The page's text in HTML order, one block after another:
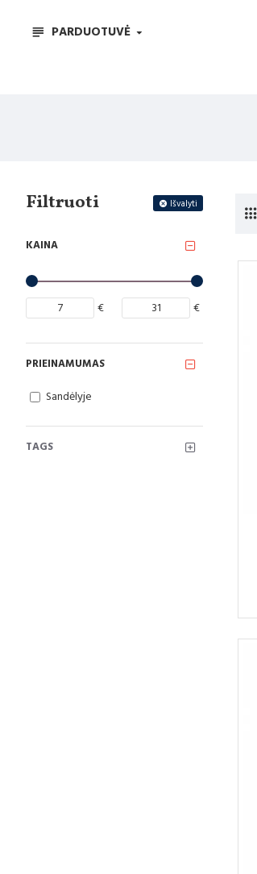
PARDUOTUVĖ
Filtruoti Išvalyti
KAINA
€ €
TAGS
PRIEINAMUMAS
Sandėlyje